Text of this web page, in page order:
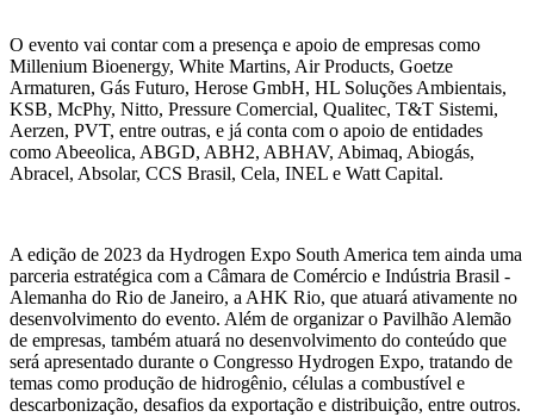
O evento vai contar com a presença e apoio de empresas como
Millenium Bioenergy, White Martins, Air Products, Goetze
Armaturen, Gás Futuro, Herose GmbH, HL Soluções Ambientais,
KSB, McPhy, Nitto, Pressure Comercial, Qualitec, T&T Sistemi,
Aerzen, PVT, entre outras, e já conta com o apoio de entidades
como Abeeolica, ABGD, ABH2, ABHAV, Abimaq, Abiogás,
Abracel, Absolar, CCS Brasil, Cela, INEL e Watt Capital.
A edição de 2023 da Hydrogen Expo South America tem ainda uma
parceria estratégica com a Câmara de Comércio e Indústria Brasil -
Alemanha do Rio de Janeiro, a AHK Rio, que atuará ativamente no
desenvolvimento do evento. Além de organizar o Pavilhão Alemão
de empresas, também atuará no desenvolvimento do conteúdo que
será apresentado durante o Congresso Hydrogen Expo, tratando de
temas como produção de hidrogênio, células a combustível e
descarbonização, desafios da exportação e distribuição, entre outros.